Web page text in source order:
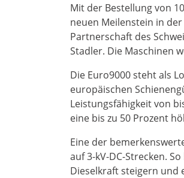
Mit der Bestellung von
neuen Meilenstein in
Partnerschaft des
Stadler. Die Maschinen
Die Euro9000 steht als
europäischen
Leistungsfähigkeit von
eine bis zu 50 Prozent
Eine der
auf 3-kV-DC-Strecken.
Dieselkraft steigern und